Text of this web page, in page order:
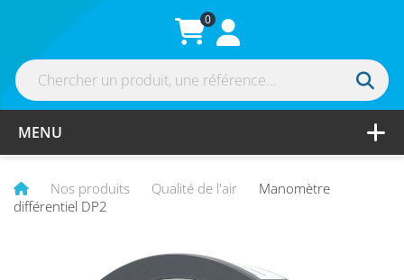
0
MENU
E-SHOPNos produits Qualité de l'air
Manomètre
différentiel DP2